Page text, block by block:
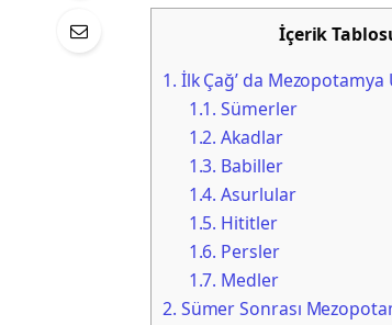
İçerik
1. İlk Çağ’ da Mezopotamya
1.1. Sümerler
1.2. Akadlar
1.3. Babiller
1.4. Asurlular
1.5. Hititler
1.6. Persler
1.7. Medler
2. Sümer Sonrası